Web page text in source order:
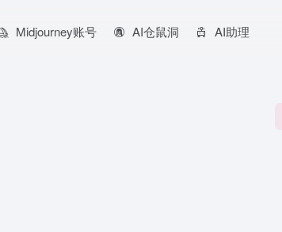
Midjourney账号 AI仓鼠洞 AI助理